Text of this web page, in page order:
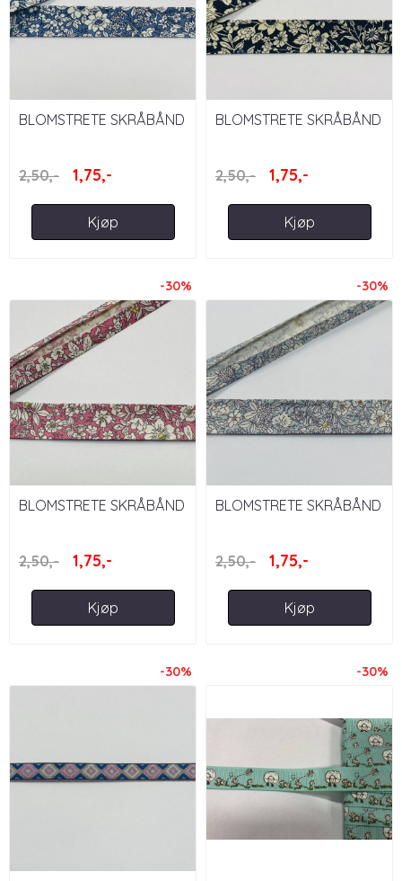
BLOMSTRETE SKRÅBÅND
2,50,-
1,75,-
Kjøp
BLOMSTRETE SKRÅBÅND
2,50,-
1,75,-
Kjøp
-30%
BLOMSTRETE SKRÅBÅND
2,50,-
1,75,-
Kjøp
-30%
BLOMSTRETE SKRÅBÅND
2,50,-
1,75,-
Kjøp
-30% -30%